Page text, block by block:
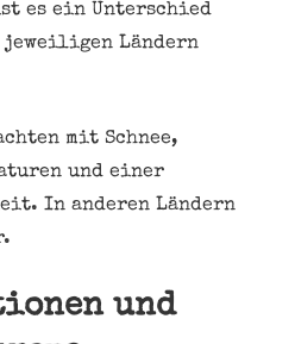
es ein Unterschied
jeweiligen Ländern
mit Schnee,
und einer
In anderen Ländern
und